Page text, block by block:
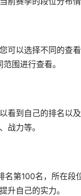
可以选择不同的查
范围进行查看。
看到自己的排名以
战力等。
名第100名，所在
升自己的实力。